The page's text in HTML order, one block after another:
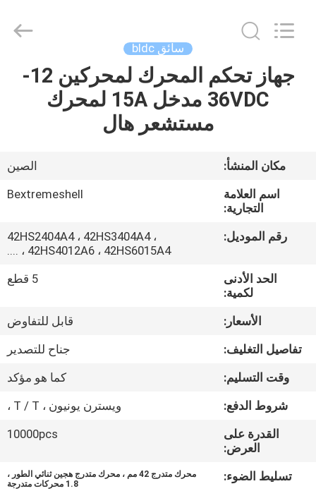
منزل
أشرطة
فيديو
حول
المعمل
ضبط
الجودة
اتصل
Technology
سائق bldc
جهاز تحكم المحرك لمحركين 12-
36VDC مدخل 15A لمحرك
مستشعر هال
مكان المنشأ:
الصين
اسم العلامة
التجارية:
Bextremeshell
رقم الموديل:
42HS2404A4 ، 42HS3404A4 ،
42HS4012A6 ، 42HS6015A4 ، ....
الحد الأدنى
لكمية:
5 قطع
الأسعار:
قابل للتفاوض
تفاصيل التغليف:
جناح للتصدير
وقت التسليم:
كما هو مؤكد
شروط الدفع:
ويسترن يونيون ، T / T ،
القدرة على
العرض:
10000pcs
تسليط الضوء:
محرك متدرج 42 مم ، محرك متدرج هجين ثنائي الطور ،
1.8 محركات متدرجة